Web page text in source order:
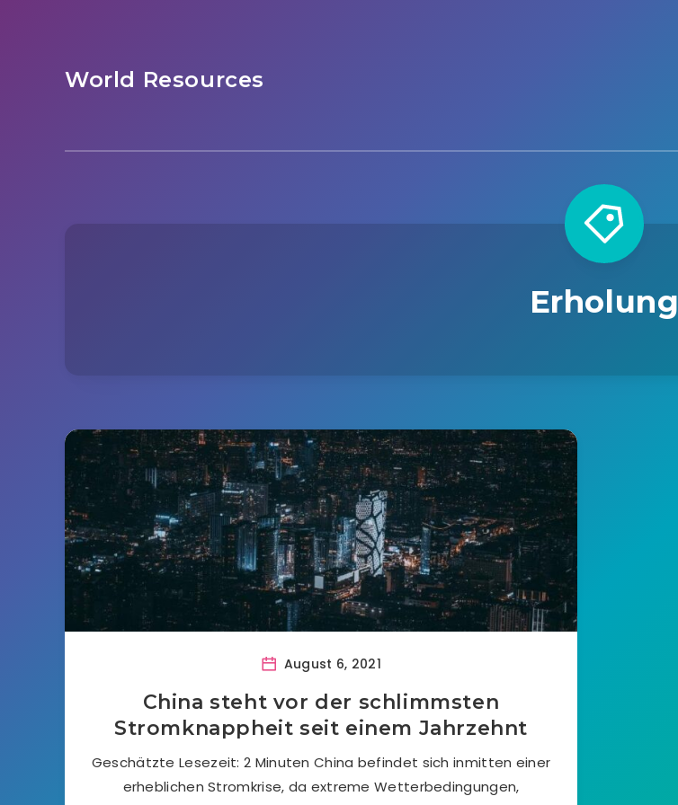
World Resources
Erholung
August 6, 2021
China steht vor der schlimmsten
Stromknappheit seit einem Jahrzehnt
Geschätzte Lesezeit: 2 Minuten China befindet sich inmitten einer
erheblichen Stromkrise, da extreme Wetterbedingungen,